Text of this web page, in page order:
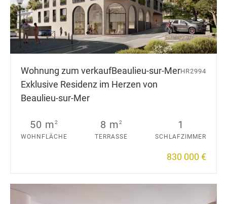
Wohnung zum verkaufBeaulieu-sur-Mer
Exklusive Residenz im Herzen von
Beaulieu-sur-Mer
HR2994
50 m2
WOHNFLÄCHE
8 m2
TERRASSE
1
SCHLAFZIMMER
830 000 €